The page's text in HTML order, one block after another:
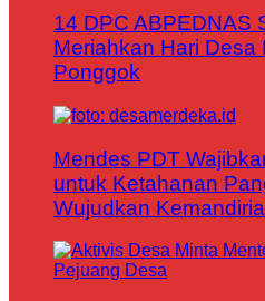
14 DPC ABPEDNAS
Meriahkan Hari
Ponggok
Mendes PDT
untuk Ketahanan
Wujudkan